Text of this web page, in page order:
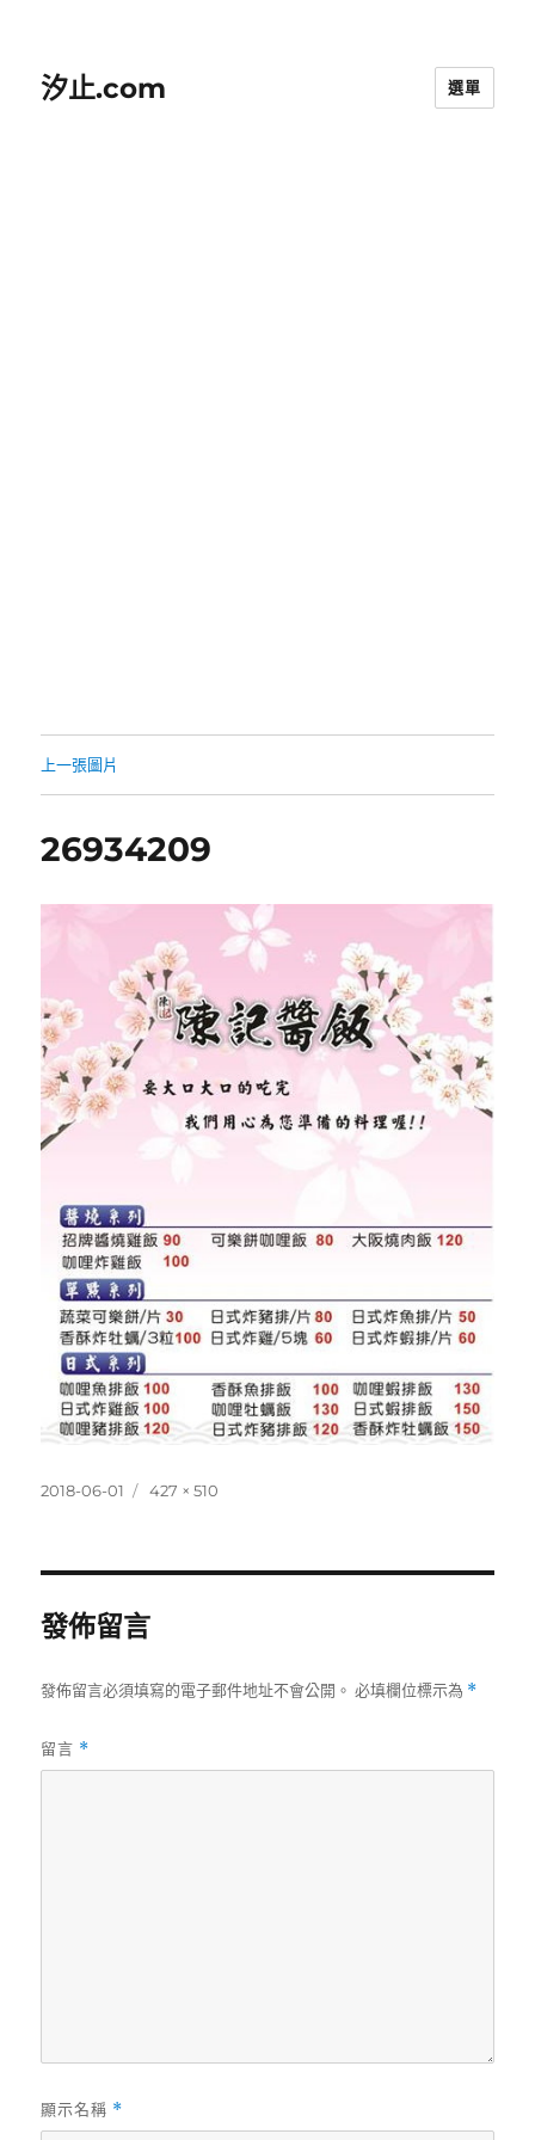
汐止.com 選單
上一張圖片
26934209
發
2018-06-01
完
427 × 510
發佈留言
發佈留言必須填寫的電子郵件地址不會公開。 必填欄位標示為 *
留言 *
顯示名稱 *